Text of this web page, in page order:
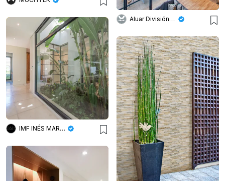
Aluar División Elaborados
IMF INÉS MARTINEZ FERRARIO